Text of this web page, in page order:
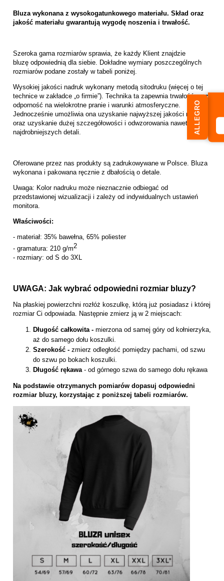
Bluza wykonana z wysokogatunkowego materiału. Skład oraz
jakość materiału gwarantują wygodę noszenia i trwałość.
Szeroka gama rozmiarów sprawia, że każdy Klient znajdzie
bluzę odpowiednią dla siebie. Dokładne wymiary poszczególnych
rozmiarów podane zostały w tabeli poniżej.
Wysokiej jakości nadruk wykonany metodą sitodruku (więcej o tej
technice w zakładce „ o firmie”). Technika ta zapewnia trwałość oraz
odporność na wielokrotne pranie i warunki atmosferyczne.
Jednocześnie umożliwia ona uzyskanie najwyższej jakości nadruku
oraz uzyskanie dużej szczegółowości i odwzorowania nawet
najdrobniejszych detali.
Oferowane przez nas produkty są zadrukowywane w Polsce. Bluza
wykonana i pakowana ręcznie z dbałością o detale.
Uwaga: Kolor nadruku może nieznacznie odbiegać od
przedstawionej wizualizacji i zależy od indywidualnych ustawień
monitora.
Właściwości:
- materiał: 35% bawełna, 65% poliester
- gramatura: 210 g/m2
- rozmiary: od S do 3XL
UWAGA: Jak wybrać odpowiedni rozmiar bluzy?
Na płaskiej powierzchni rozłóż koszulkę, którą już posiadasz i której
rozmiar Ci odpowiada. Następnie zmierz ją w 2 miejscach:
Długość całkowita - mierzona od samej góry od kołnierzyka,
aż do samego dołu koszulki.
Szerokość - zmierz odległość pomiędzy pachami, od szwu
do szwu po bokach koszulki.
Długość rękawa - od górnego szwa do samego dołu rękawa
Na podstawie otrzymanych pomiarów dopasuj odpowiedni
rozmiar bluzy, korzystając z poniższej tabeli rozmiarów.
ALLEGRO